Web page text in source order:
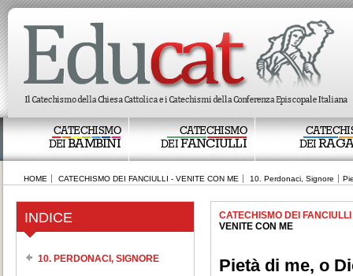
CATECHISMO
DEIBAMBINI
CATECHISMO
DEIFANCIULLI
DEI
HOME CATECHISMO DEI FANCIULLI - VENITE CON ME 10. Perdonaci, Signore
INDICE
10. PERDONACI, SIGNORE
CATECHISMO DEI FANCIULLI
VENITE CON ME
Pietà di me, o